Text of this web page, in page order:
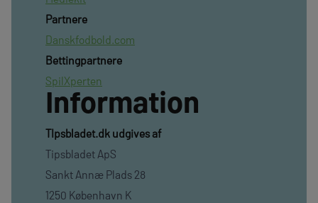
Partnere
Danskfodbold.com
Bettingpartnere
SpilXperten
Information
TIpsbladet.dk udgives af
Tipsbladet ApS
Sankt Annæ Plads 28
1250 København K